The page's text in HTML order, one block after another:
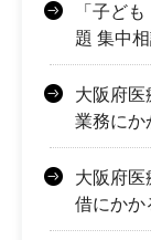
「子ど
題 集中
大阪府医
業務にか
大阪府医
借にかか